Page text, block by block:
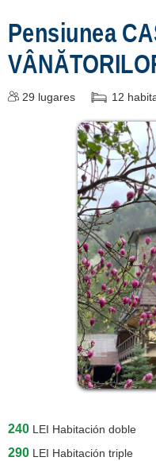
Pensiunea
29 lugares 12
240 LEI Habitación doble
290 LEI Habitación triple